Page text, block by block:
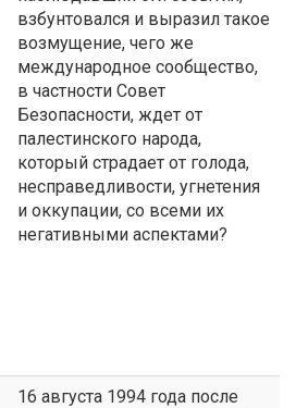
взбунтовался и выразил такое
возмущение, чего же
международное сообщество,
в частности Совет
Безопасности, ждет от
палестинского народа,
который страдает от голода,
несправедливости, угнетения
и оккупации, со всеми их
негативными аспектами?
16 августа 1994 года после